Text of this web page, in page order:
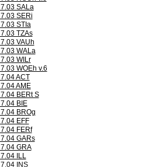
7.03 SALa
7.03 SERi
7.03 STIa
7.03 TZAs
7.03 VAUh
7.03 WALa
7.03 WILr
7.03 WOEh v.6
7.04 ACT
7.04 AME
7.04 BERt S
7.04 BIE
7.04 BROg
7.04 EFF
7.04 FERf
7.04 GARs
7.04 GRA
7.04 ILL
7.04 INS